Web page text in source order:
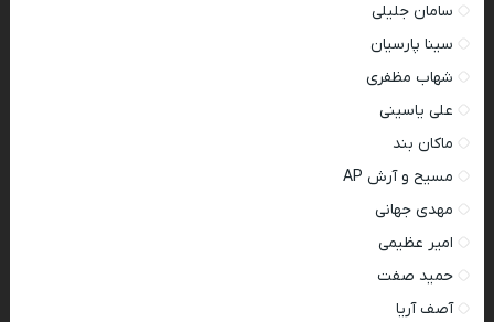
سامان جلیلی
سینا پارسیان
شهاب مظفری
علی یاسینی
ماکان بند
مسیح و آرش AP
مهدی جهانی
امیر عظیمی
حمید صفت
آصف آریا